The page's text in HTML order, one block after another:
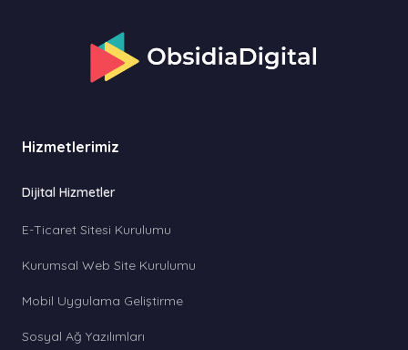
Hizmetlerimiz
Dijital Hizmetler
E-Ticaret Sitesi Kurulumu
Kurumsal Web Site Kurulumu
Mobil Uygulama Geliştirme
Sosyal Ağ Yazılımları